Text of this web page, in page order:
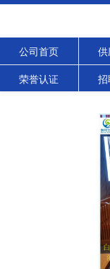
公司首页 供
荣誉认证 招